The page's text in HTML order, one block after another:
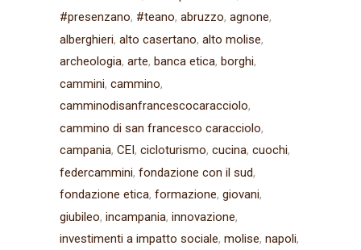
#presenzano #teano abruzzo agnone
alberghieri alto casertano alto molise
archeologia arte banca etica borghi
cammini cammino
camminodisanfrancescocaracciolo
cammino di san francesco caracciolo
campania CEI cicloturismo cucina cuochi
federcammini fondazione con il sud
fondazione etica formazione giovani
giubileo incampania innovazione
investimenti a impatto sociale molise napoli